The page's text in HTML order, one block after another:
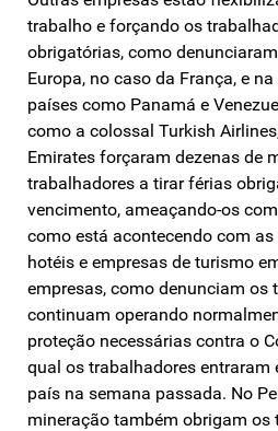
trabalho e forçando os
obrigatórias, como
Europa, no caso da França, e
países como Panamá e
como a colossal Turkish
Emirates forçaram dezenas de
trabalhadores a tirar férias
vencimento, ameaçando-os
como está acontecendo com
hotéis e empresas de turismo
empresas, como denunciam os
continuam operando
proteção necessárias contra o
qual os trabalhadores entraram
país na semana passada. No
mineração também obrigam os